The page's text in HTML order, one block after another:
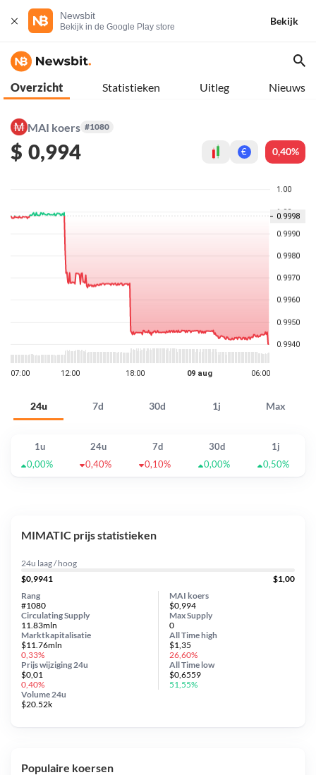
Newsbit
Bekijk in de Google Play store
Bekijk
Overzicht Statistieken Uitleg Nieuws
MAI koers #1080
$ 0,994 € 0,40%
24u 7d 30d 1j Max
1u 24u 7d 30d
1j
0,00%
0,40% 0,10% 0,00% 0,50%
MIMATIC prijs statistieken
24u laag / hoog
$0,9941
$1,00
MAI koers
$0,994
Circulating Supply
11.83mln
Prijs wijziging 24u
$0,01
0,40%
Max Supply
0
Marktkapitalisatie
$11.76mln
0,33%
Volume 24u
$20.52k
Rang
#1080
All Timehigh
$1,35
26,60%
All Time low
$0,6559
51,55%
Populaire koersen